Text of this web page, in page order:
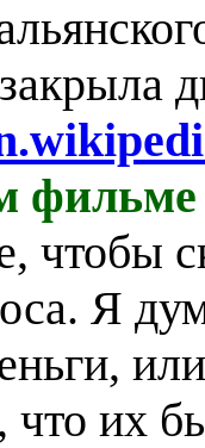
закрыла
чтобы
Я
их